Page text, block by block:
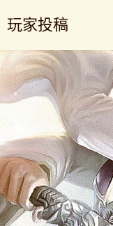
玩家投稿